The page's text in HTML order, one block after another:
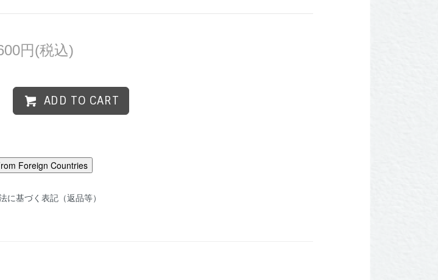
円(税込)
ADD TO CART
に基づく表記（返品等）